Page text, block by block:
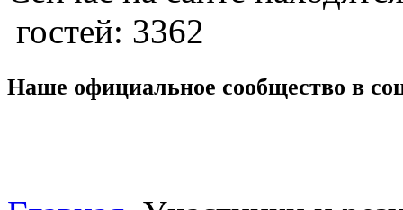
гостей: 3362
Наше официальное сообщество в